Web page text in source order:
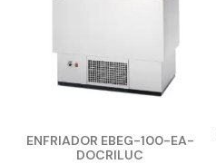
ENFRIADOR EBEG-100-EA-
DOCRILUC